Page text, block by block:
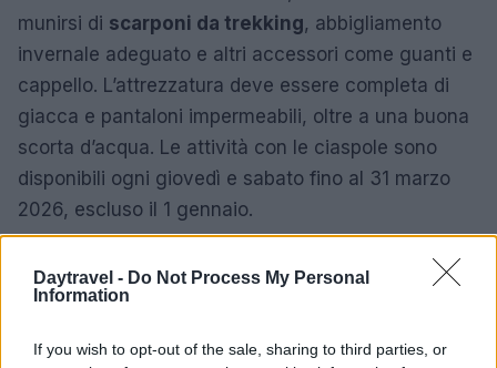
Daytravel - Do Not Process My Personal
Information
If you wish to opt-out of the sale, sharing to third parties, or
munirsi di scarponi da trekking, abbigliamento
invernale adeguato e altri accessori come guanti e
cappello. L’attrezzatura deve essere completa di
giacca e pantaloni impermeabili, oltre a una buona
scorta d’acqua. Le attività con le ciaspole sono
disponibili ogni giovedì e sabato fino al 31 marzo
2026, escluso il 1 gennaio.
l’Infopoint di eXtraBO in Piazza Nettuno a Bologna o
Stazione Centrale. È consigliabile iscriversi alle